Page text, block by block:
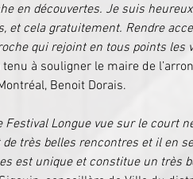
en découvertes. Je suis
et cela gratuitement. Rendre
qui rejoint en tous points
tenu à souligner le maire de
Benoit Dorais.
Festival Longue vue sur le court
de très belles rencontres et il en
est unique et constitue un très